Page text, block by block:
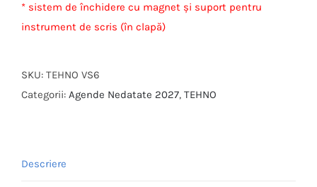
* sistem de închidere cu magnet și suport pentru
instrument de scris (în clapă)
SKU: TEHNO VS6
Categorii: Agende Nedatate 2027, TEHNO
Descriere